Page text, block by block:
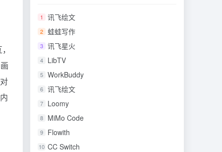
1 讯飞绘文
2 蛙蛙写作
3 讯飞星火
4 LibTV
5 WorkBuddy
6 讯飞绘文
7 Loomy
8 MiMo Code
9 Flowith
10 CC Switch